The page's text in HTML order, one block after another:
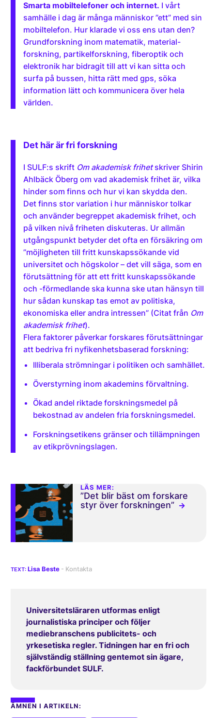
Smarta mobiltelefoner och internet. I vårt
samhälle i dag är många människor ”ett” med sin
mobiltelefon. Hur klarade vi oss ens utan den?
Grundforskning inom matematik, material­
forskning, partikelforskning, fiberoptik och
elektronik har bidragit till att vi kan sitta och
surfa på bussen, hitta rätt med gps, söka
information lätt och kommunicera över hela
världen.
Det här är fri forskning
I SULF:s skrift Om akademisk frihetskriver Shirin
Ahlbäck Öberg om vad akademisk frihet är, vilka
hinder som finns och hur vi kan skydda den.
Det finns stor variation i hur människor tolkar
och använder begreppet akademisk frihet, och
på vilken nivå friheten diskuteras. Ur allmän
utgångspunkt betyder det ofta en försäkring om
”möjligheten till fritt kunskapssökande vid
universitet och högskolor – det vill säga, som en
förutsättning för att ett fritt kunskapssökande
och -förmedlande ska kunna ske utan hänsyn till
hur sådan kunskap tas emot av politiska,
ekonomiska eller andra intressen” (Citat från Om
akademisk frihet).
Flera faktorer påverkar forskares förutsättningar
att bedriva fri nyfikenhetsbaserad forskning:
Illiberala strömningar i politiken och samhället.
Överstyrning inom akademins förvaltning.
Ökad andel riktade forskningsmedel på
bekostnad av andelen fria forskningsmedel.
Forskningsetikens gränser och tillämpningen
av etikprövningslagen.
LÄS MER:
”Det blir bäst om forskare
styr över forskningen”
Lisa Beste
Universitetsläraren utformas enligt
journalistiska principer och följer
mediebranschens publicitets- och
yrkesetiska regler. Tidningen har en fri och
självständig ställning gentemot sin ägare,
fackförbundet SULF.
ÄMNEN I ARTIKELN: